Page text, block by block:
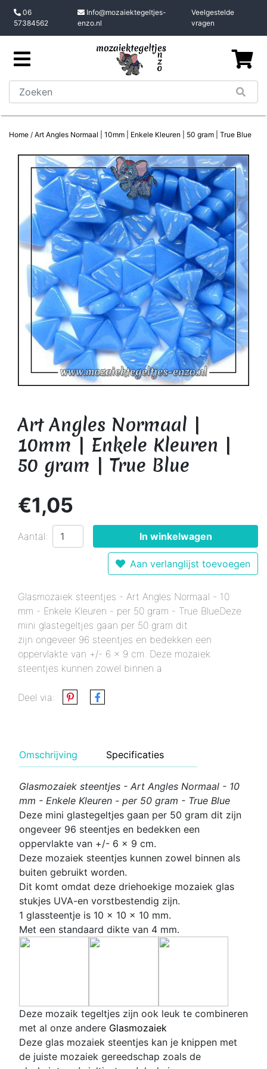
06
57384562
Info@mozaiektegeltjes-
enzo.nl
Veelgestelde
vragen
Home / Art Angles Normaal | 10mm | Enkele Kleuren | 50 gram | True Blue
Art Angles Normaal |
10mm | Enkele Kleuren |
50 gram | True Blue
€1,05
Aantal: In winkelwagen
Aan verlanglijst toevoegen
Glasmozaiek steentjes - Art Angles Normaal - 10
mm - Enkele Kleuren - per 50 gram - True BlueDeze
mini glastegeltjes gaan per 50 gram dit
zijn ongeveer 96 steentjes en bedekken een
oppervlakte van +/- 6 x 9 cm. Deze mozaiek
steentjes kunnen zowel binnen a
Deel via:
Omschrijving Specificaties
Glasmozaiek steentjes - Art Angles Normaal - 10
mm - Enkele Kleuren - per 50 gram - True Blue
Deze mini glastegeltjes gaan per 50 gram dit zijn
ongeveer 96 steentjes en bedekken een
oppervlakte van +/- 6 x 9 cm.
Deze mozaiek steentjes kunnen zowel binnen als
buiten gebruikt worden.
Dit komt omdat deze driehoekige mozaiek glas
stukjes UVA-en vorstbestendig zijn.
1 glassteentje is 10 x 10 x 10 mm.
Met een standaard dikte van 4 mm.
Deze mozaik tegeltjes zijn ook leuk te combineren
met al onze andere Glasmozaiek
Deze glas mozaiek steentjes kan je knippen met
de juiste mozaiek gereedschap zoals de